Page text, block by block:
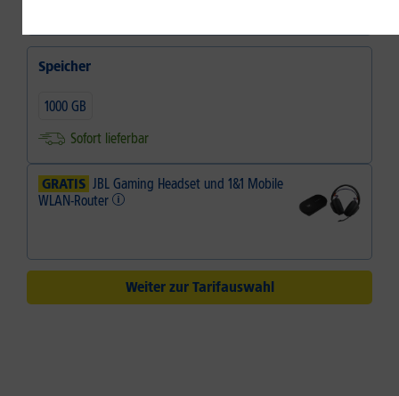
Speicher
1000 GB
Sofort lieferbar
GRATIS JBL Gaming Headset und 1&1 Mobile
WLAN-Router
Weiter zur Tarifauswahl